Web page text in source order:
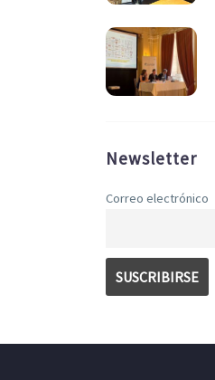
Newsletter
Correo electrónico